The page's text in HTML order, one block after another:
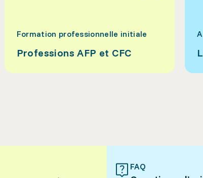
Formation professionnelle initiale
Professions AFP et CFC
FAQ